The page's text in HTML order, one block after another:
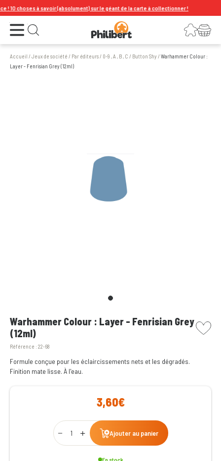
10 choses à savoir (absolument) sur le géant de la carte à collectionner !
Ouvrir le menu Ouvrir la recherche Connexion
Votre panier
Accueil /Jeux de société / Par éditeurs/ 0-9 , A , B , C / Button Shy/Warhammer Colour :
Layer - Fenrisian Grey (12ml)
Warhammer Colour : Layer - Fenrisian Grey
(12ml)
Référence : 22-68
picto
Formule conçue pour les éclaircissements nets et les dégradés.
Finition mate lisse. À l'eau.
3,60€
Qty
Ajouter au panier
En stock